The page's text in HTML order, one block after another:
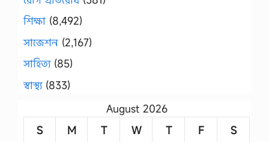
শিক্ষা (8,492)
সাজেশন (2,167)
সাহিত্য(85)
স্বাস্থ্য(833)
August 2026
S
M T W T F
S